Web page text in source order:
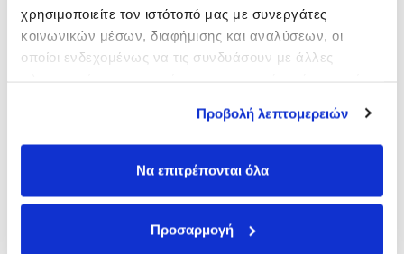
χρησιμοποιείτε τον ιστότοπό μας με συνεργάτες
κοινωνικών μέσων, διαφήμισης και αναλύσεων, οι
οποίοι ενδεχομένως να τις συνδυάσουν με άλλες
Προβολή λεπτομερειών
Να επιτρέπονται όλα
Προσαρμογή
BLACK CURRANT